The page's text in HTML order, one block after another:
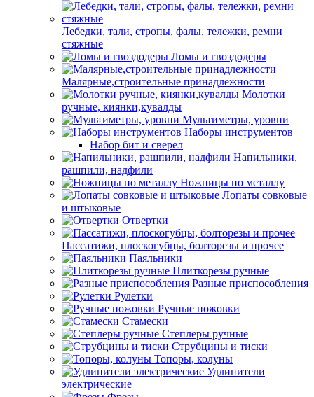
Лебедки, тали, стропы, фалы, тележки, ремни
стяжные
Ломы и гвоздодеры
Малярные,строительные принадлежности
Молотки
ручные, киянки,кувалды
Мультиметры, уровни
Наборы инструментов
Набор бит и сверел
Напильники,
рашпили, надфили
Ножницы по металлу
Лопаты совковые
и штыковые
Отвертки
Пассатижи, плоскогубцы, болторезы и прочее
Паяльники
Плиткорезы ручные
Разные приспособления
Рулетки
Ручные ножовки
Стамески
Степлеры ручные
Струбцины и тиски
Топоры, колуны
Удлинители
электрические